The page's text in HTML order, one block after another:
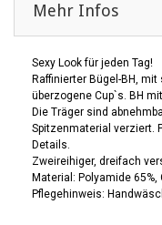
Mehr Infos
Sexy Look für jeden Tag!
Raffinierter Bügel-BH,
überzogene Cup`s. BH
Die Träger sind
Spitzenmaterial verziert.
Details.
Zweireihiger, dreifach
Material: Polyamide 65%,
Pflegehinweis: